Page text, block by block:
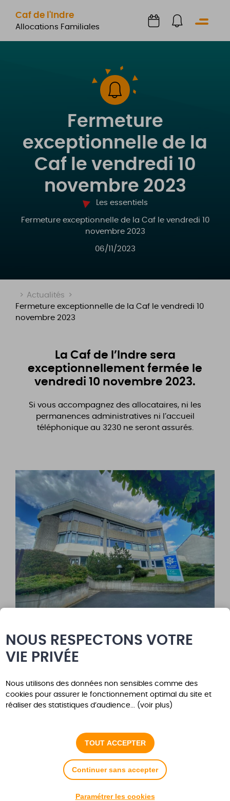
Caf de l'Indre
Allocations Familiales Menu
Fermeture
exceptionnelle de la
Caf le vendredi 10
novembre 2023
Les essentiels
Fermeture exceptionnelle de la Caf le vendredi 10
novembre 2023
06/11/2023
> Actualités
>
Fermeture exceptionnelle de la Caf le vendredi 10
novembre 2023
La Caf de l’Indre sera
exceptionnellement fermée le
vendredi 10 novembre 2023.
Si vous accompagnez des allocataires, ni les
permanences administratives ni l’accueil
téléphonique au 3230 ne seront assurés.
Inscrivez-vous aux
NOUS RESPECTONS VOTRE
VIE PRIVÉE
Nous utilisons des données non sensibles comme des
cookies pour assurer le fonctionnement optimal du site et
réaliser des statistiques d’audience... (voir plus)
TOUT ACCEPTER
Continuer sans accepter
Paramétrer les cookies